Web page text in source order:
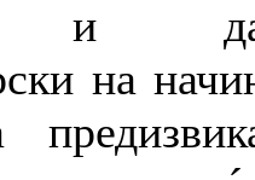
и
на